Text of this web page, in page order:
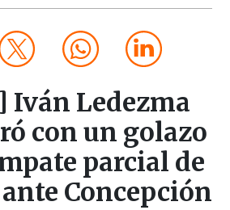
Iván Ledezma
con un golazo
parcial de
Concepción